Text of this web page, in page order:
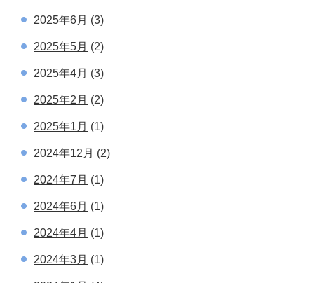
2025年6月 (3)
2025年5月 (2)
2025年4月 (3)
2025年2月 (2)
2025年1月 (1)
2024年12月 (2)
2024年7月 (1)
2024年6月 (1)
2024年4月 (1)
2024年3月 (1)